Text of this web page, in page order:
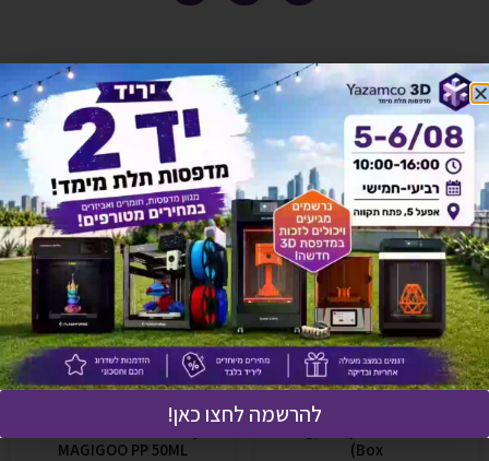
אולי יעניין אותך גם
FC3 – תנור UV מקצועי (Curing
Box)
דבק למשטח מדפסת תלת מימד
MAGIGOO PP 50ML
להרשמה לחצו כאן!